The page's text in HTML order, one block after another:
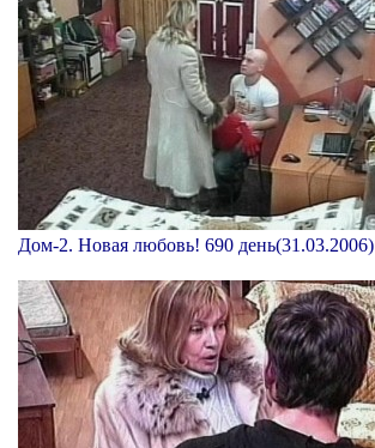
Дом-2. Новая любовь! 690 день(31.03.2006)